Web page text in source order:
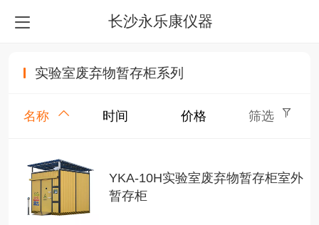
长沙永乐康仪器
实验室废弃物暂存柜系列
名称 时间 价格 筛选
YKA-10H实验室废弃物暂存柜室外
暂存柜